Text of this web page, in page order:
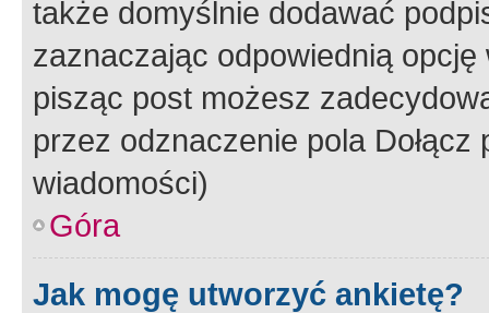
także domyślnie dodawać
zaznaczając odpowiednią
pisząc post możesz
przez odznaczenie pola
wiadomości)
Góra
Jak mogę utworzyć ankietę?